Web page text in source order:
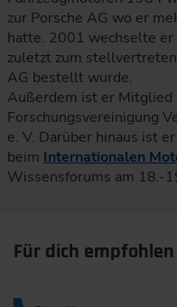
zur Porsche AG wo er
hatte. 2001 wechselte er
zuletzt zum
AG bestellt wurde.
Außerdem ist er Mitglied
Forschungsvereinigung
e. V. Darüber hinaus ist
beim Internationalen
Wissensforums am 18.-
Für dich empfohlen